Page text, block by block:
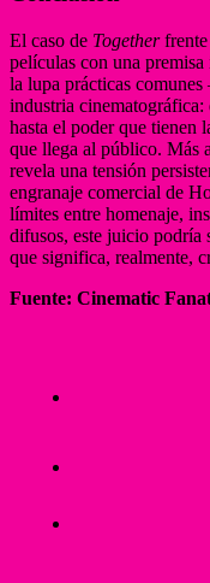
El caso de Togetherfrente
películas con una
la lupa prácticas
industria cinematográfica:
hasta el poder que tienen
que llega al público. Más
revela una tensión
engranaje comercial de
límites entre homenaje,
difusos, este juicio podría
que significa, realmente,
Fuente: Cinematic